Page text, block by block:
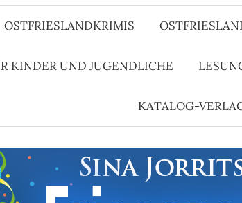
OSTFRIESLANDKRIMIS
KINDER UND JUGENDLICHE
KATALOG-